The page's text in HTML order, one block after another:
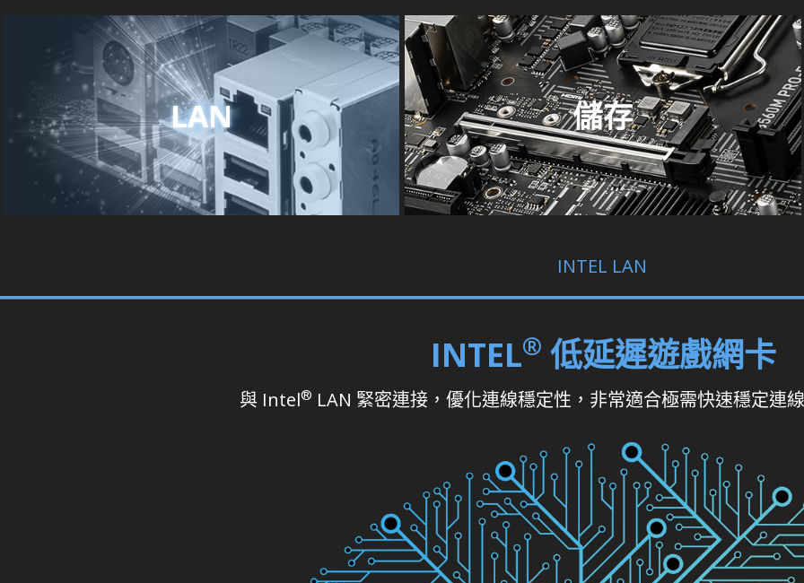
LAN 儲存
INTEL LAN
INTEL® 低延遲遊戲網卡
與 Intel® LAN 緊密連接，優化連線穩定性，非常適合極需快速穩定連